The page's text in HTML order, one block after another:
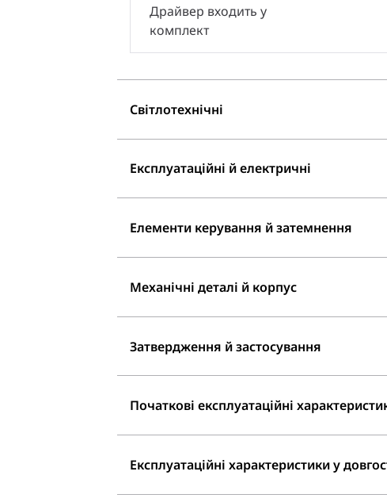
Драйвер входить у
комплект
Світлотехнічні
Експлуатаційні й електричні
Елементи керування й затемнення
Механічні деталі й корпус
Затвердження й застосування
Початкові експлуатаційні
Експлуатаційні характеристики у